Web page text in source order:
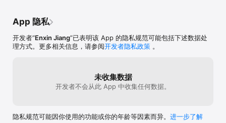
App 隐私
开发者“Enxin Jiang”已表明该 App 的隐私规范可能包括下述数据处
理方式。更多相关信息，请参阅开发者隐私政策 。
未收集数据
开发者不会从此 App 中收集任何数据。
隐私规范可能因你使用的功能或你的年龄等因素而异。 进一步了解